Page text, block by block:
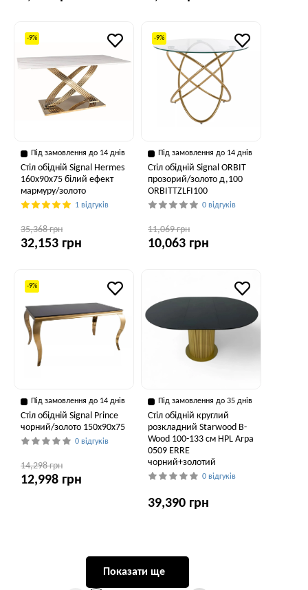
-9%
Під замовлення до 14 днів
Стіл обідній Signal Hermes
160x90x75 білий ефект
мармуру/золото
1 відгуків
35,368 грн
32,153 грн
-9%
Під замовлення до 14 днів
Стіл обідній Signal ORBIT
прозорий/золото д,100
ORBITTZLFI100
0 відгуків
11,069 грн
10,063 грн
-9%
Під замовлення до 14 днів
Стіл обідній Signal Prince
чорний/золото 150x90x75
0 відгуків
14,298 грн
12,998 грн
Під замовлення до 35 днів
Стіл обідній круглий
розкладний Starwood B-
Wood 100-133 см HPL Arpa
0509 ERRE
чорний+золотий
0 відгуків
39,390 грн
Показати ще